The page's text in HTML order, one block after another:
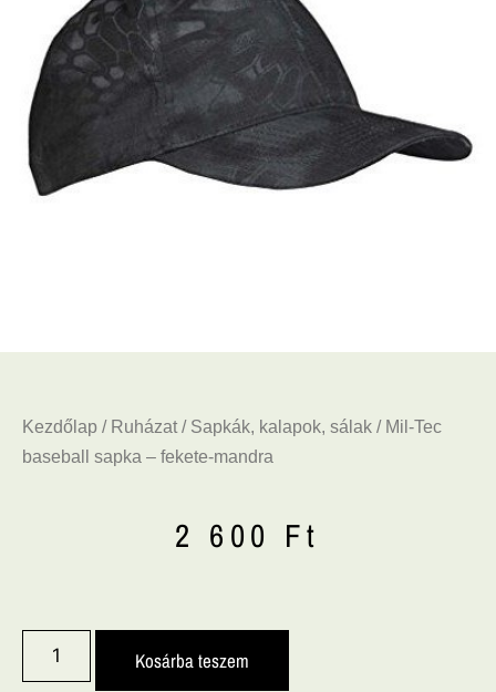
Kezdőlap / Ruházat / Sapkák, kalapok, sálak / Mil-Tec
baseball sapka – fekete-mandra
2 600 Ft
Kosárba teszem